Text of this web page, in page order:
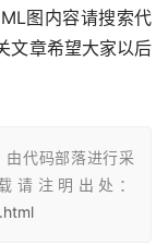
图内容请搜索代
文章希望大家以后
代码部落进行采
请注明出处：